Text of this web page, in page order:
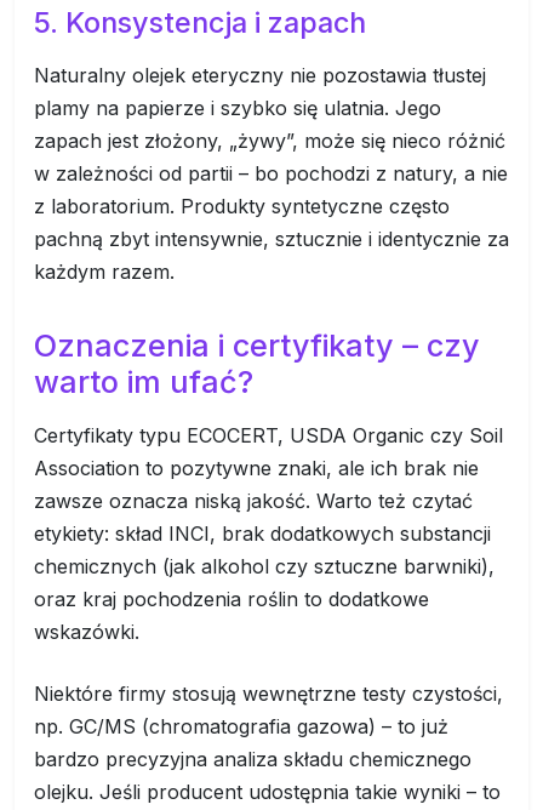
5. Konsystencja i zapach
Naturalny olejek eteryczny nie pozostawia tłustej
plamy na papierze i szybko się ulatnia. Jego
zapach jest złożony, „żywy”, może się nieco różnić
w zależności od partii – bo pochodzi z natury, a nie
z laboratorium. Produkty syntetyczne często
pachną zbyt intensywnie, sztucznie i identycznie za
każdym razem.
Oznaczenia i certyfikaty – czy
warto im ufać?
Certyfikaty typu ECOCERT, USDA Organic czy Soil
Association to pozytywne znaki, ale ich brak nie
zawsze oznacza niską jakość. Warto też czytać
etykiety: skład INCI, brak dodatkowych substancji
chemicznych (jak alkohol czy sztuczne barwniki),
oraz kraj pochodzenia roślin to dodatkowe
wskazówki.
Niektóre firmy stosują wewnętrzne testy czystości,
np. GC/MS (chromatografia gazowa) – to już
bardzo precyzyjna analiza składu chemicznego
olejku. Jeśli producent udostępnia takie wyniki – to